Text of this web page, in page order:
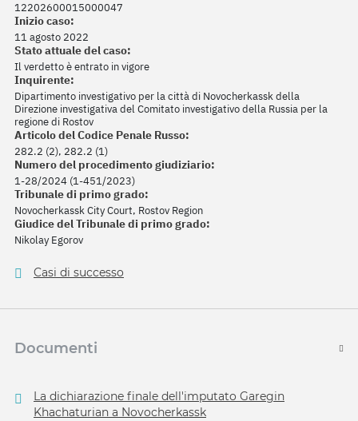
12202600015000047
Inizio caso:
11 agosto 2022
Stato attuale del caso:
Il verdetto è entrato in vigore
Inquirente:
Dipartimento investigativo per la città di Novocherkassk della
Direzione investigativa del Comitato investigativo della Russia per la
regione di Rostov
Articolo del Codice Penale Russo:
282.2 (2), 282.2 (1)
Numero del procedimento giudiziario:
1-28/2024 (1-451/2023)
Tribunale di primo grado:
Novocherkassk City Court, Rostov Region
Giudice del Tribunale di primo grado:
Nikolay Egorov
Casi di successo
Documenti
La dichiarazione finale dell'imputato Garegin
Khachaturian a Novocherkassk